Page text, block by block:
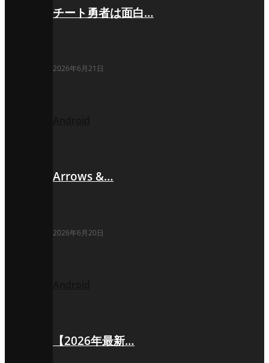
チート勇者は面白…
2026年6月21日
Arrows &…
2026年6月20日
【2026年最新…